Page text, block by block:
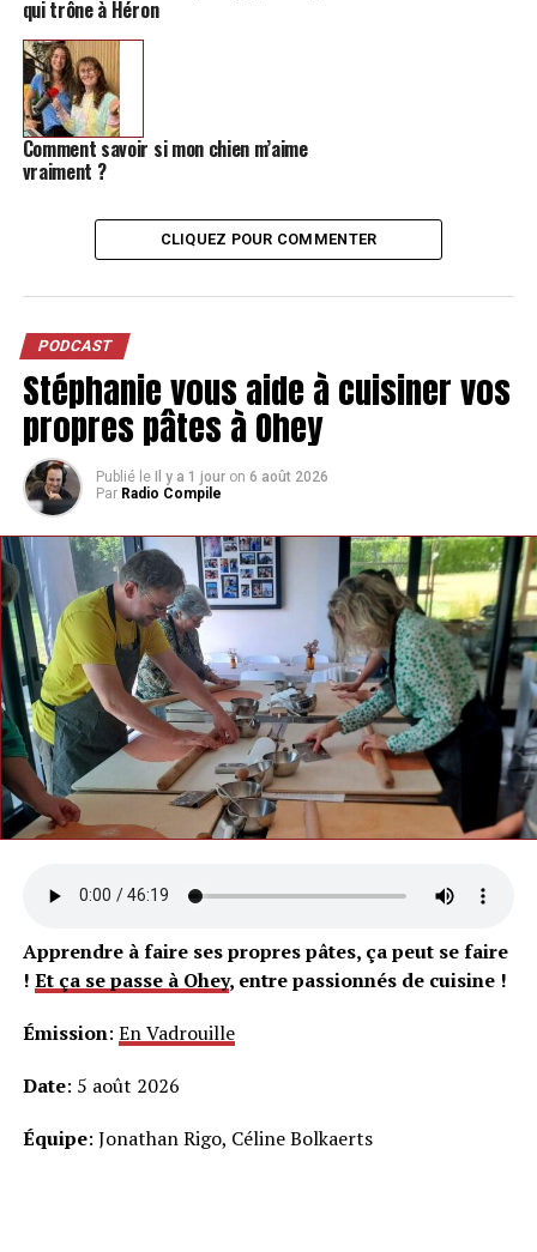
qui trône à Héron
Comment savoir si mon chien m’aime
vraiment ?
CLIQUEZ POUR COMMENTER
PODCAST
Stéphanie vous aide à cuisiner vos
propres pâtes à Ohey
Publié le Il y a 1 jour on 6 août 2026
Par Radio Compile
Apprendre à faire ses propres pâtes, ça peut se faire
! Et ça se passe à Ohey, entre passionnés de cuisine !
Émission: En Vadrouille
Date: 5 août 2026
Équipe: Jonathan Rigo, Céline Bolkaerts